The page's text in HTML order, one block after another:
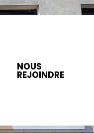
NOUS
REJOINDRE